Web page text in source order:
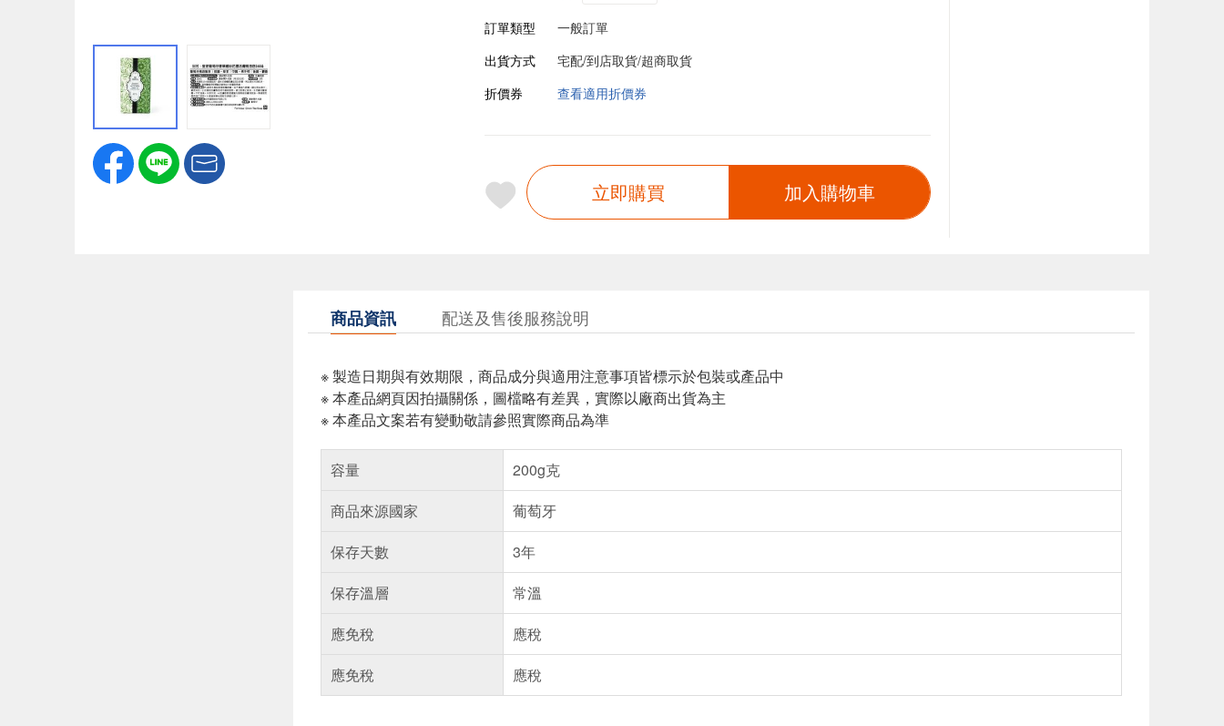
訂單類型
一般訂單
出貨方式
宅配/到店取貨/超商取貨
折價券
查看適用折價券
立即購買 加入購物車
商品資訊 配送及售後服務說明
※ 製造日期與有效期限，商品成分與適用注意事項皆標示於包裝或產品中
※ 本產品網頁因拍攝關係，圖檔略有差異，實際以廠商出貨為主
※ 本產品文案若有變動敬請參照實際商品為準
容量
200g克
商品來源國家
葡萄牙
保存天數
3年
保存溫層
常溫
應免稅
應稅
應免稅
應稅